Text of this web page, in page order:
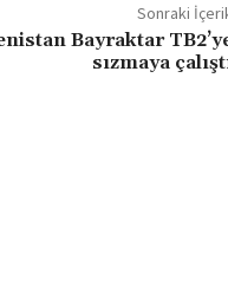
Sonraki
Bayraktar
sızmaya